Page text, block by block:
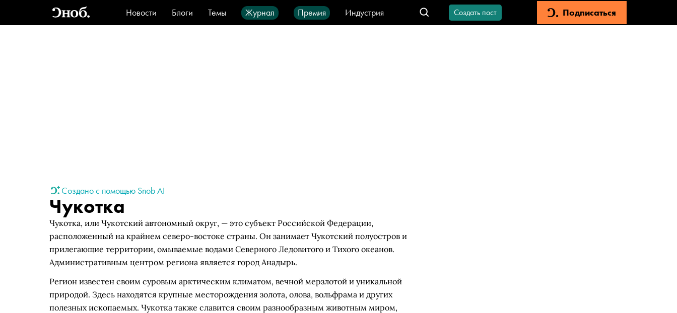
Новости Блоги Темы Журнал Премия
Индустрия
Стиль
Видео Город IT-продукты
Создать пост Подписаться
Создано с помощью Snob AI
Чукотка
Чукотка, или Чукотский автономный округ, — это субъект Российской Федерации,
расположенный на крайнем северо-востоке страны. Он занимает Чукотский полуостров и
прилегающие территории, омываемые водами Северного Ледовитого и Тихого океанов.
Административным центром региона является город Анадырь.
Регион известен своим суровым арктическим климатом, вечной мерзлотой и уникальной
природой. Здесь находятся крупные месторождения золота, олова, вольфрама и других
полезных ископаемых. Чукотка также славится своим разнообразным животным миром,